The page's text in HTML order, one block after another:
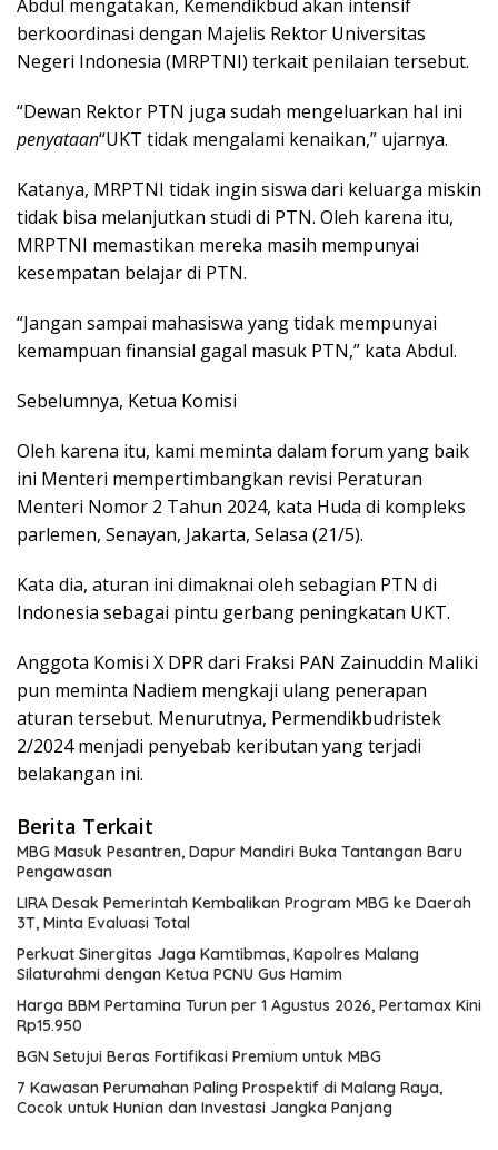
Abdul mengatakan, Kemendikbud akan intensif
berkoordinasi dengan Majelis Rektor Universitas
Negeri Indonesia (MRPTNI) terkait penilaian tersebut.
“Dewan Rektor PTN juga sudah mengeluarkan hal ini
penyataan“UKT tidak mengalami kenaikan,” ujarnya.
Katanya, MRPTNI tidak ingin siswa dari keluarga miskin
tidak bisa melanjutkan studi di PTN. Oleh karena itu,
MRPTNI memastikan mereka masih mempunyai
kesempatan belajar di PTN.
“Jangan sampai mahasiswa yang tidak mempunyai
kemampuan finansial gagal masuk PTN,” kata Abdul.
Sebelumnya, Ketua Komisi
Oleh karena itu, kami meminta dalam forum yang baik
ini Menteri mempertimbangkan revisi Peraturan
Menteri Nomor 2 Tahun 2024, kata Huda di kompleks
parlemen, Senayan, Jakarta, Selasa (21/5).
Kata dia, aturan ini dimaknai oleh sebagian PTN di
Indonesia sebagai pintu gerbang peningkatan UKT.
Anggota Komisi X DPR dari Fraksi PAN Zainuddin Maliki
pun meminta Nadiem mengkaji ulang penerapan
aturan tersebut. Menurutnya, Permendikbudristek
2/2024 menjadi penyebab keributan yang terjadi
belakangan ini.
Berita Terkait
MBG Masuk Pesantren, Dapur Mandiri Buka Tantangan Baru
Pengawasan
LIRA Desak Pemerintah Kembalikan Program MBG ke Daerah
3T, Minta Evaluasi Total
Perkuat Sinergitas Jaga Kamtibmas, Kapolres Malang
Silaturahmi dengan Ketua PCNU Gus Hamim
Harga BBM Pertamina Turun per 1 Agustus 2026, Pertamax Kini
Rp15.950
BGN Setujui Beras Fortifikasi Premium untuk MBG
7 Kawasan Perumahan Paling Prospektif di Malang Raya,
Cocok untuk Hunian dan Investasi Jangka Panjang